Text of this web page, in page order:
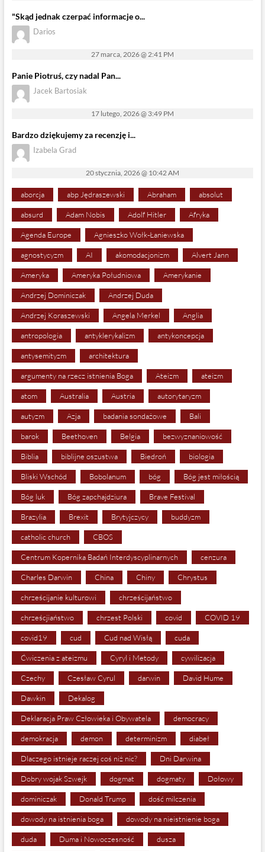
"Skąd jednak czerpać informacje o...
Darios
27 marca, 2026 @ 2:41 PM
Panie Piotruś, czy nadal Pan...
Jacek Bartosiak
17 lutego, 2026 @ 3:49 PM
Bardzo dziękujemy za recenzję i...
Izabela Grad
20 stycznia, 2026 @ 10:42 AM
aborcja abp Jędraszewski Abraham absolut
absurd Adam Nobis Adolf Hitler Afryka
Agenda Europe Agnieszko Wołk-Łaniewska
agnostycyzm AI akomodacjonizm Alvert Jann
Ameryka Ameryka Południowa Amerykanie
Andrzej Dominiczak Andrzej Duda
Andrzej Koraszewski Angela Merkel Anglia
antropologia antyklerykalizm antykoncepcja
antysemityzm architektura
argumenty na rzecz istnienia Boga Ateizm ateizm
atom Australia Austria autorytaryzm
autyzm Azja badania sondażowe Bali
barok Beethoven Belgia bezwyznaniowość
Biblia biblijne oszustwa Biedroń biologia
Bliski Wschód Bobolanum bóg Bóg jest miłością
Bóg luk Bóg zapchajdziura Brave Festival
Brazylia Brexit Brytyjczycy buddyzm
catholic church CBOS
Centrum Kopernika Badań Interdyscyplinarnych cenzura
Charles Darwin China Chiny Chrystus
chrześcijanie kulturowi chrześcijaństwo
chrześcjiaństwo chrzest Polski covid COVID 19
covid19 cud Cud nad Wisłą cuda
Ćwiczenia z ateizmu Cyryl i Metody cywilizacja
Czechy Czesław Cyrul darwin David Hume
Dawkin Dekalog
Deklaracja Praw Człowieka i Obywatela democracy
demokracja demon determinizm diabeł
Dlaczego istnieje raczej coś niż nic? Dni Darwina
Dobry wojak Szwejk dogmat dogmaty Dołowy
dominiczak Donald Trump dość milczenia
dowody na istnienia boga dowody na nieistnienie boga
duda Duma i Nowoczesność dusza